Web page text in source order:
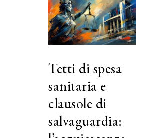
Tetti di spesa
sanitaria e
clausole di
salvaguardia: